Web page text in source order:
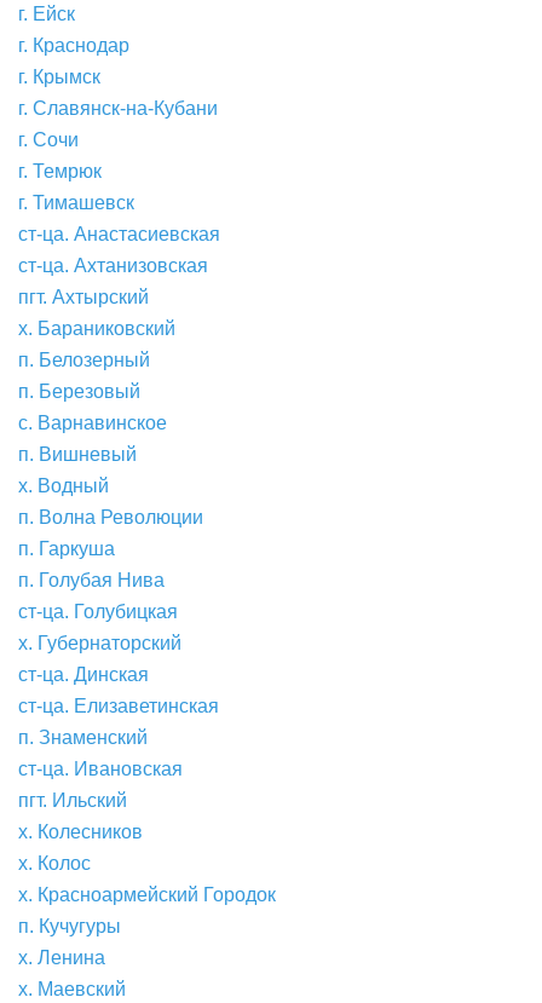
г. Ейск
г. Краснодар
г. Крымск
г. Славянск-на-Кубани
г. Сочи
г. Темрюк
г. Тимашевск
ст-ца. Анастасиевская
ст-ца. Ахтанизовская
пгт. Ахтырский
х. Бараниковский
п. Белозерный
п. Березовый
с. Варнавинское
п. Вишневый
х. Водный
п. Волна Революции
п. Гаркуша
п. Голубая Нива
ст-ца. Голубицкая
х. Губернаторский
ст-ца. Динская
ст-ца. Елизаветинская
п. Знаменский
ст-ца. Ивановская
пгт. Ильский
х. Колесников
х. Колос
х. Красноармейский Городок
п. Кучугуры
х. Ленина
х. Маевский